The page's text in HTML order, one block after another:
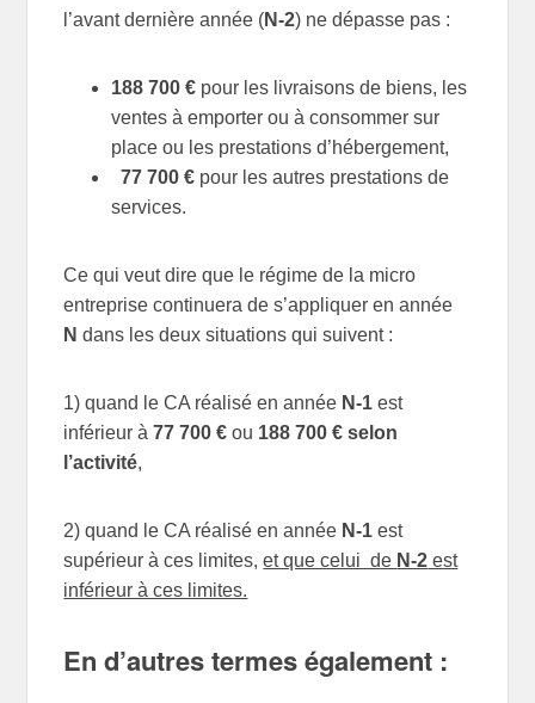
l’avant dernière année (N-2) ne dépasse pas :
188 700 € pour les livraisons de biens, les
ventes à emporter ou à consommer sur
place ou les prestations d’hébergement,
77 700 € pour les autres prestations de
services.
Ce qui veut dire que le régime de la micro
entreprise continuera de s’appliquer en année
N dans les deux situations qui suivent :
1) quand le CA réalisé en année N-1 est
inférieur à77 700 €ou 188 700 € selon
l’activité,
2) quand le CA réalisé en année N-1 est
supérieur à ces limites,et que celui de N-2 est
inférieur à ces limites.
En d’autres termes également :